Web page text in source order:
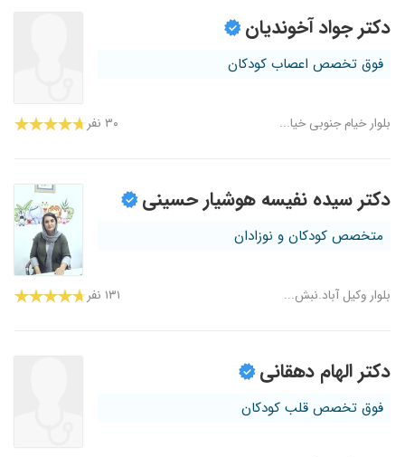
دکتر جواد آخوندیان
فوق تخصص اعصاب کودکان
بلوار خیام جنوبی خیا... ۳۰ نفر
دکتر سیده نفیسه هوشیار حسینی
متخصص کودکان و نوزادان
بلوار وکیل آباد.نبش... ۱۳۱ نفر
دکتر الهام دهقانی
فوق تخصص قلب کودکان